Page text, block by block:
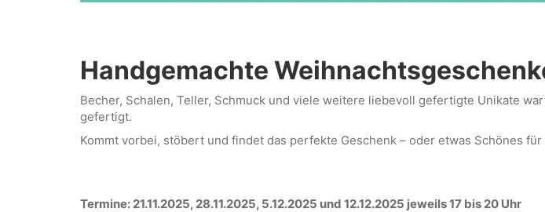
Handgemachte
Becher, Schalen, Teller, Schmuck und viele weitere liebevoll gefertigte Unikate
gefertigt.
Kommt vorbei, stöbert und findet das perfekte Geschenk – oder etwas Schönes
Termine: 21.11.2025, 28.11.2025, 5.12.2025 und 12.12.2025 jeweils 17 bis 20 Uhr